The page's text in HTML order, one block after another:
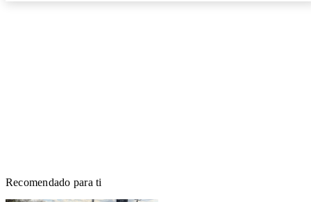
Recomendado para ti